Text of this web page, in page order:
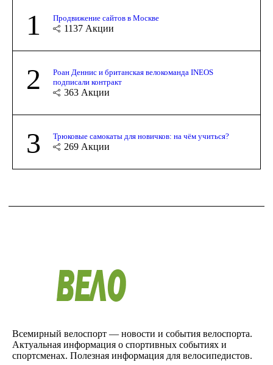
1 Продвижение сайтов в Москве
1137 Акции
2
Роан Деннис и британская велокоманда INEOS
подписали контракт
363 Акции
3 Трюковые самокаты для новичков: на чём учиться?
269 Акции
Всемирный велоспорт — новости и события велоспорта.
Актуальная информация о спортивных событиях и
спортсменах. Полезная информация для велосипедистов.